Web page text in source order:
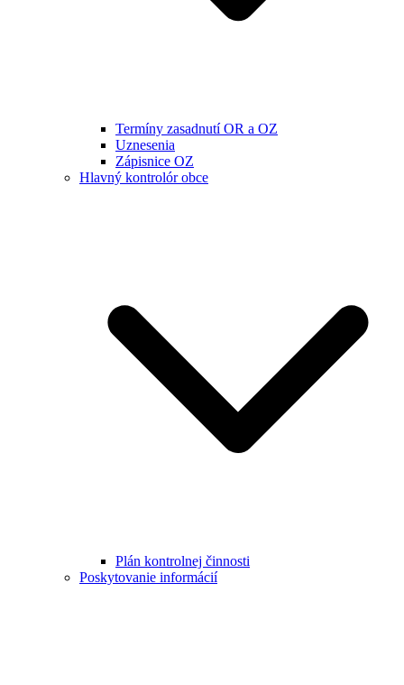
Termíny zasadnutí OR a OZ
Uznesenia
Zápisnice OZ
Hlavný kontrolór obce
Plán kontrolnej činnosti
Poskytovanie informácií